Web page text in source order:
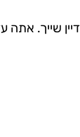
שייך. אתה